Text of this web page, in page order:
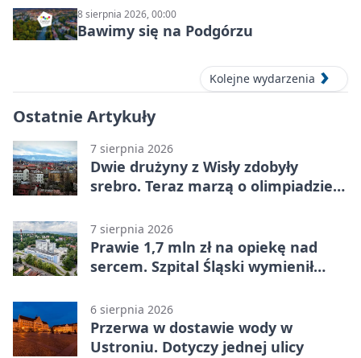
8 sierpnia 2026, 00:00
Bawimy się na Podgórzu
Kolejne wydarzenia
Ostatnie Artykuły
7 sierpnia 2026
Dwie drużyny z Wisły zdobyły
srebro. Teraz marzą o olimpiadzie
7 sierpnia 2026
Prawie 1,7 mln zł na opiekę nad
sercem. Szpital Śląski wymienił
6 sierpnia 2026
Przerwa w dostawie wody w
Ustroniu. Dotyczy jednej ulicy